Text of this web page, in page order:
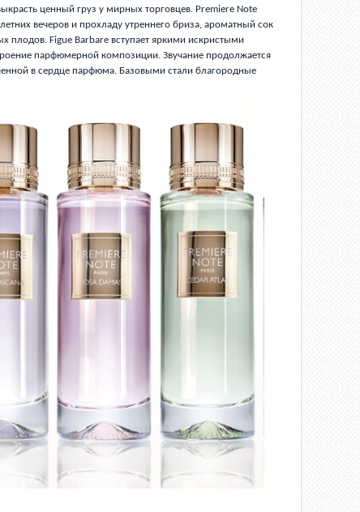
ценный груз у мирных торговцев. Premiere Note
вечеров и прохладу утреннего бриза, ароматный сок
плодов. Figue Barbare вступает яркими искристыми
парфюмерной композиции. Звучание продолжается
в сердце парфюма. Базовыми стали благородные